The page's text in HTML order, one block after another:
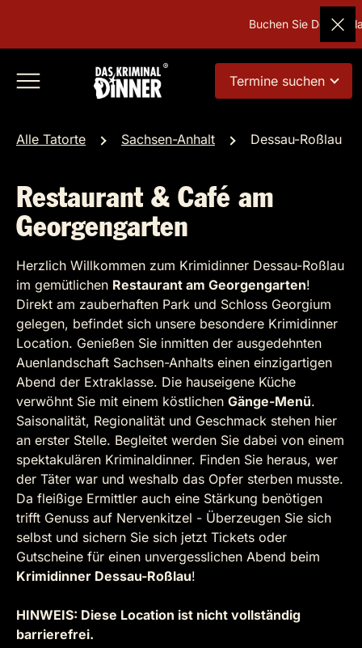
Buchen Sie
Termine suchen
Alle Tatorte Sachsen-Anhalt Dessau-Roßlau
Restaurant & Café am
Georgengarten
Herzlich Willkommen zum Krimidinner Dessau-Roßlau
im gemütlichen Restaurant am Georgengarten!
Direkt am zauberhaften Park und Schloss Georgium
gelegen, befindet sich unsere besondere Krimidinner
Location. Genießen Sie inmitten der ausgedehnten
Auenlandschaft Sachsen-Anhalts einen einzigartigen
Abend der Extraklasse. Die hauseigene Küche
verwöhnt Sie mit einem köstlichen Gänge-Menü.
Saisonalität, Regionalität und Geschmack stehen hier
an erster Stelle. Begleitet werden Sie dabei von einem
spektakulären Kriminaldinner. Finden Sie heraus, wer
der Täter war und weshalb das Opfer sterben musste.
Da fleißige Ermittler auch eine Stärkung benötigen
trifft Genuss auf Nervenkitzel - Überzeugen Sie sich
selbst und sichern Sie sich jetzt Tickets oder
Gutscheine für einen unvergesslichen Abend beim
Krimidinner Dessau-Roßlau!
HINWEIS: Diese Location ist nicht vollständig
barrierefrei.